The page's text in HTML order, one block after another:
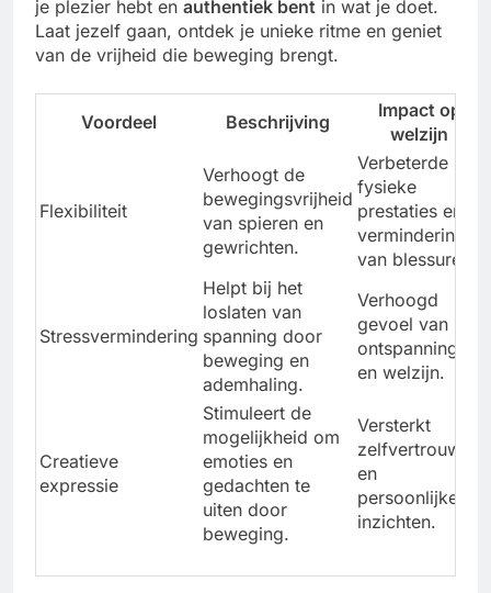
je plezier hebt en authentiek bent in wat je doet.
Laat jezelf gaan, ontdek je unieke ritme en geniet
van de vrijheid die beweging brengt.
Voordeel Beschrijving
Impact op
welzijn
Flexibiliteit
Verhoogt de
bewegingsvrijheid
van spieren en
gewrichten.
Verbeterde
fysieke
prestaties en
vermindering
van blessures.
Stressvermindering
Helpt bij het
loslaten van
spanning door
beweging en
ademhaling.
Verhoogd
gevoel van
ontspanning
en welzijn.
Creatieve
expressie
Stimuleert de
mogelijkheid om
emoties en
gedachten te
uiten door
beweging.
Versterkt
zelfvertrouwen
en
persoonlijke
inzichten.